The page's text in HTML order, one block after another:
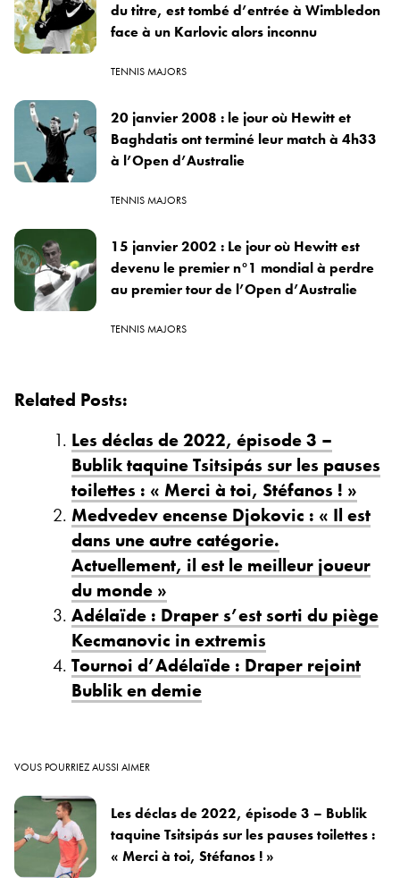
du titre, est tombé d’entrée à Wimbledon
face à un Karlovic alors inconnu
TENNIS MAJORS
20 janvier 2008 : le jour où Hewitt et
Baghdatis ont terminé leur match à 4h33
à l’Open d’Australie
TENNIS MAJORS
15 janvier 2002 : Le jour où Hewitt est
devenu le premier n°1 mondial à perdre
au premier tour de l’Open d’Australie
TENNIS MAJORS
Related Posts:
Les déclas de 2022, épisode 3 –
Bublik taquine Tsitsipás sur les pauses
toilettes : « Merci à toi, Stéfanos ! »
Medvedev encense Djokovic : « Il est
dans une autre catégorie.
Actuellement, il est le meilleur joueur
du monde »
Adélaïde : Draper s’est sorti du piège
Kecmanovic in extremis
Tournoi d’Adélaïde : Draper rejoint
Bublik en demie
VOUS POURRIEZ AUSSI AIMER
Les déclas de 2022, épisode 3 – Bublik
taquine Tsitsipás sur les pauses toilettes :
« Merci à toi, Stéfanos ! »